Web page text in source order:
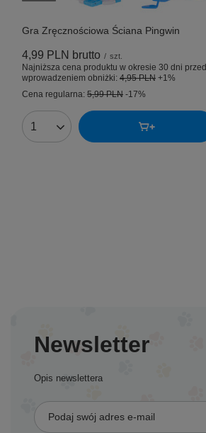
Gra Zręcznościowa Ściana Pingwin
4,99 PLN brutto / szt.
Najniższa cena produktu w okresie 30 dni przed
wprowadzeniem obniżki: 4,95 PLN +1%
Cena regularna: 5,99 PLN -17%
Ilość produktów
Newsletter
Opis newslettera
Podaj swój adres e-mail